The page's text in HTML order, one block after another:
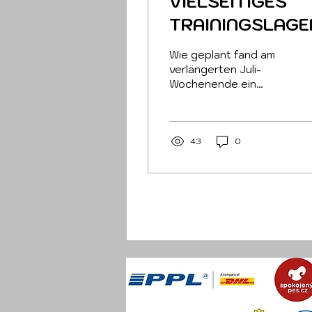
Wie geplant fand am
verlängerten Juli-
Wochenende ein
ein bisschen
Gleich am
trotz des frisch
angelegten vierten
Trümmerarbeitsplatzes
war bereits wieder
43 0